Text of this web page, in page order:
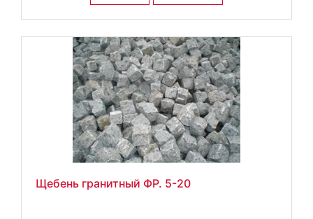
Щебень гранитный ФР. 5-20